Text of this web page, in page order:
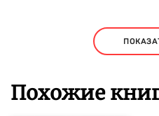
Похожие